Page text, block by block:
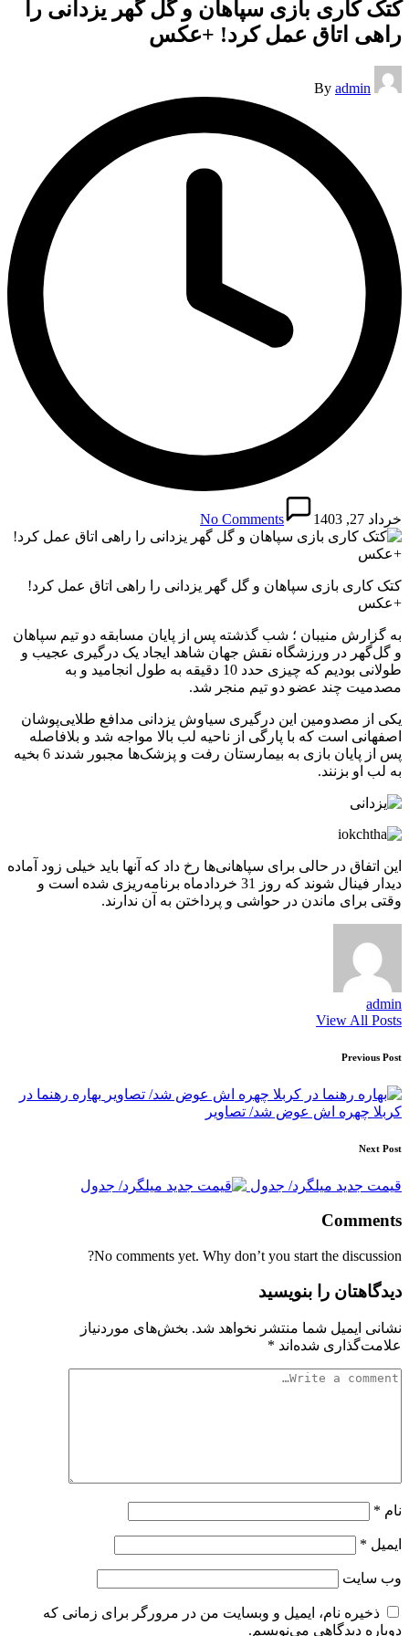
کتک کاری بازی سپاهان و گل گهر یزدانی را
راهی اتاق عمل کرد! +عکس
Posted
by
By admin
خرداد 27, 1403 No Comments
کتک کاری بازی سپاهان و گل گهر یزدانی را راهی اتاق عمل کرد!
+عکس
به گزارش منیبان ؛ شب گذشته پس از پایان مسابقه دو تیم سپاهان
و گل‌گهر در ورزشگاه نقش جهان شاهد ایجاد یک درگیری عجیب و
طولانی بودیم که چیزی حدد 10 دقیقه به طول انجامید و به
مصدمیت چند عضو دو تیم منجر شد.
یکی از مصدومین این درگیری سیاوش یزدانی مدافع طلایی‌پوشان
اصفهانی است که با پارگی از ناحیه لب بالا مواجه شد و بلافاصله
پس از پایان بازی به بیمارستان رفت و پزشک‌ها مجبور شدند 6 بخیه
به لب او بزنند.
این اتفاق در حالی برای سپاهانی‌ها رخ داد که آنها باید خیلی زود آماده
دیدار فینال شوند که روز 31 خردادماه برنامه‌ریزی شده است و
وقتی برای ماندن در حواشی و پرداختن به آن ندارند.
admin
View All Posts
Post
navigation
Previous Post
بهاره رهنما در
کربلا چهره اش عوض شد/ تصاویر
Next Post
قیمت جدید میلگرد/ جدول
Comments
No comments yet. Why don’t you start the discussion?
دیدگاهتان را بنویسید
نشانی ایمیل شما منتشر نخواهد شد. بخش‌های موردنیاز
علامت‌گذاری شده‌اند *
نام *
ایمیل *
وب‌ سایت
ذخیره نام، ایمیل و وبسایت من در مرورگر برای زمانی که
دوباره دیدگاهی می‌نویسم.